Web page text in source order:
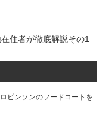
住者が徹底解説その1
ビンソンのフードコートを